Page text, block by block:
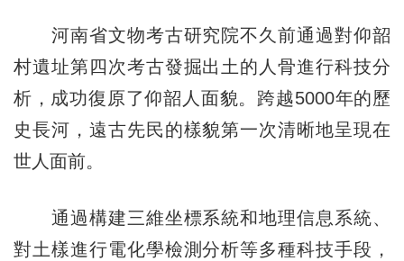
河南省文物考古研究院不久前通過對仰韶
村遺址第四次考古發掘出土的人骨進行科技分
析，成功復原了仰韶人面貌。跨越5000年的歷
史長河，遠古先民的樣貌第一次清晰地呈現在
世人面前。
通過構建三維坐標系統和地理信息系統、
對土樣進行電化學檢測分析等多種科技手段，